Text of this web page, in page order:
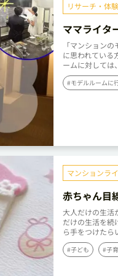
リサーチ・体
ママライタ
ギャラリー
「マンション
に思われている
ームに対して
#モデルルームに
マンションラ
赤ちゃん目
屋のレイア
大人だけの生活
だけの生活を続
ら手をつけた
#子ども #子